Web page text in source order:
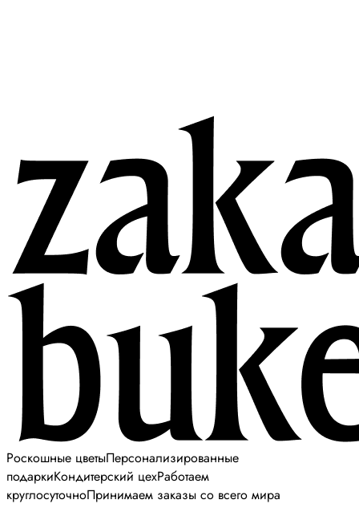
Роскошные цветыПерсонализированные
подаркиКондитерский цехРаботаем
круглосуточноПринимаем заказы со всего мира